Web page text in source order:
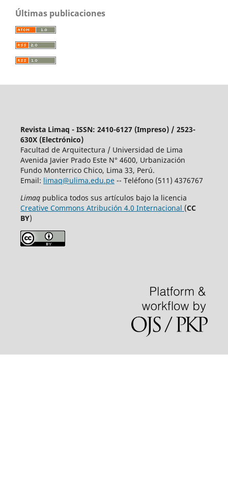
Últimas publicaciones
Revista Limaq - ISSN: 2410-6127 (Impreso) / 2523-
630X (Electrónico)
Facultad de Arquitectura / Universidad de Lima
Avenida Javier Prado Este N° 4600, Urbanización
Fundo Monterrico Chico, Lima 33, Perú.
Email: limaq@ulima.edu.pe-- Teléfono (511) 4376767
Limaq publica todos sus artículos bajo la licencia
Creative Commons Atribución 4.0 Internacional (CC
BY)